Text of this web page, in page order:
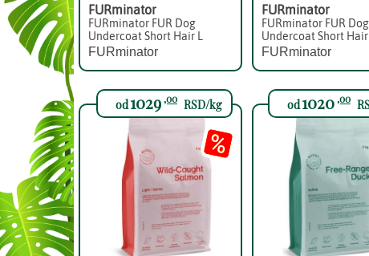
FURminator
FURminator FUR Dog
Undercoat Short Hair L
FURminator
FURminator
FURminator FUR Dog
Undercoat Short Hair
FURminator
od1029,00 RSD/kg od1020,00